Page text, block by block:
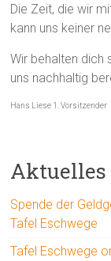
Die Zeit, die wir
kann uns keiner
Wir behalten dich
uns nachhaltig
Hans Liese 1. Vorsitzender
Aktuelles
Spende der
Tafel Eschwege
Tafel Eschwege